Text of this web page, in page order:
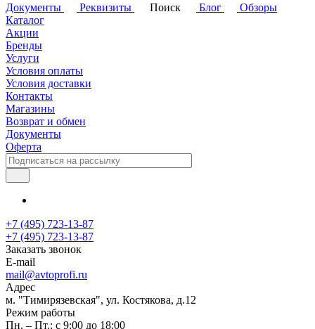
Документы
Реквизиты Поиск Блог
Обзоры
Каталог
Акции
Бренды
Услуги
Условия оплаты
Условия доставки
Контакты
Магазины
Возврат и обмен
Документы
Оферта
+7 (495) 723-13-87
+7 (495) 723-13-87
Заказать звонок
E-mail
mail@avtoprofi.ru
Адрес
м. "Тимирязевская", ул. Костякова, д.12
Режим работы
Пн. – Пт.: с 9:00 до 18:00